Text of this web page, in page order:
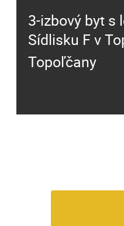
3-izbový byt s
Sídlisku F v
Topoľčany